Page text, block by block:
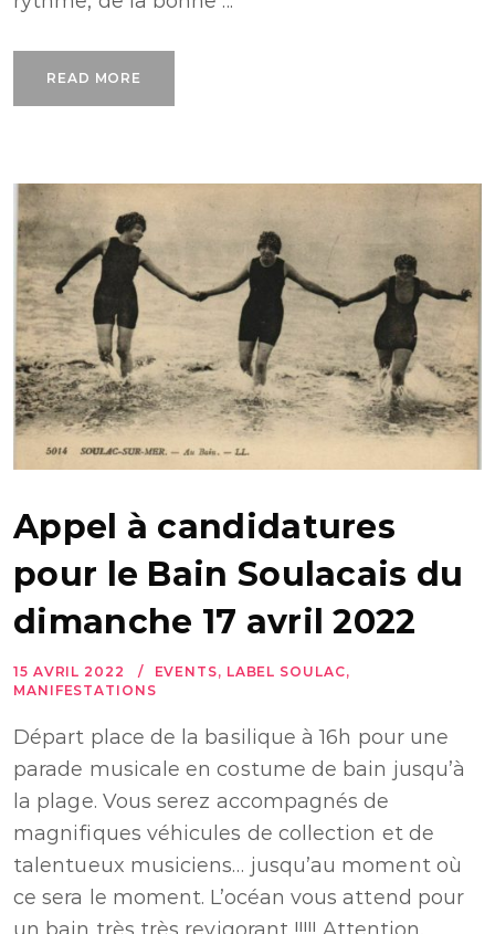
READ MORE
Appel à candidatures
pour le Bain Soulacais du
dimanche 17 avril 2022
15 AVRIL 2022 EVENTS, LABEL SOULAC,
MANIFESTATIONS
Départ place de la basilique à 16h pour une
parade musicale en costume de bain jusqu’à
la plage. Vous serez accompagnés de
magnifiques véhicules de collection et de
talentueux musiciens… jusqu’au moment où
ce sera le moment. L’océan vous attend pour